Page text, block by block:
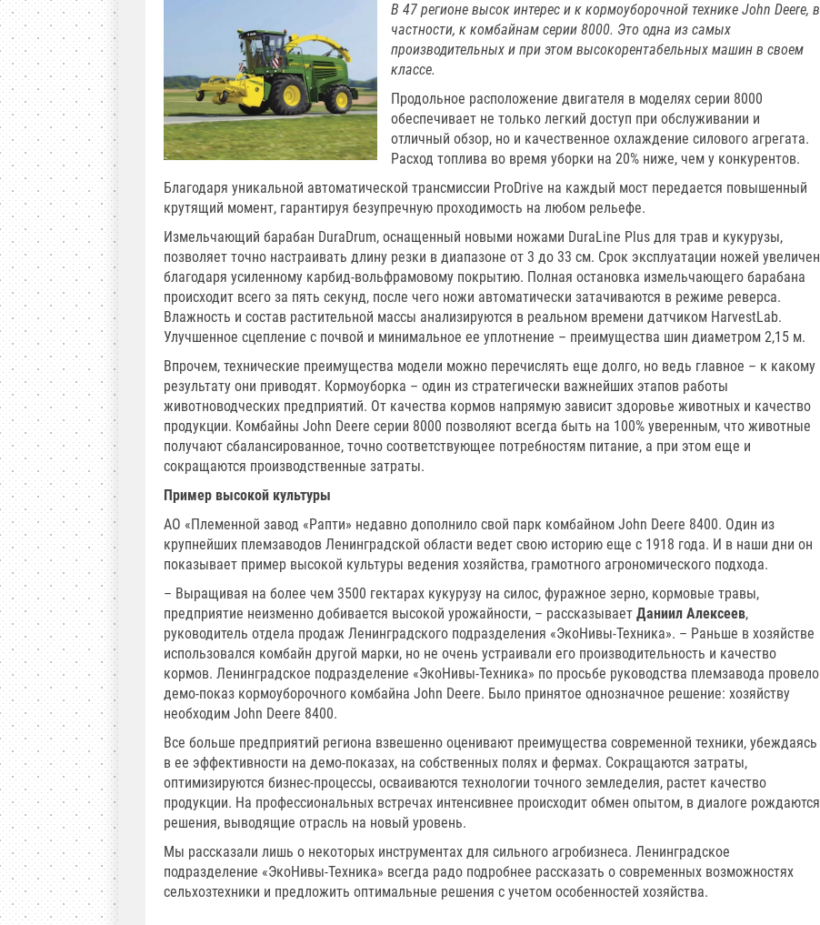
В 47 регионе высок интерес и к кормоуборочной технике John Deerе, в
частности, к комбайнам серии 8000. Это одна из самых
производительных и при этом высокорентабельных машин в своем
классе.
Продольное расположение двигателя в моделях серии 8000
обеспечивает не только легкий доступ при обслуживании и
отличный обзор, но и качественное охлаждение силового агрегата.
Расход топлива во время уборки на 20% ниже, чем у конкурентов.
Благодаря уникальной автоматической трансмиссии ProDrive на каждый мост передается повышенный
крутящий момент, гарантируя безупречную проходимость на любом рельефе.
Измельчающий барабан DuraDrum, оснащенный новыми ножами DuraLine Plus для трав и кукурузы,
позволяет точно настраивать длину резки в диапазоне от 3 до 33 см. Срок эксплуатации ножей увеличен
благодаря усиленному карбид-вольфрамовому покрытию. Полная остановка измельчающего барабана
происходит всего за пять секунд, после чего ножи автоматически затачиваются в режиме реверса.
Влажность и состав растительной массы анализируются в реальном времени датчиком HarvestLab.
Улучшенное сцепление с почвой и минимальное ее уплотнение – преимущества шин диаметром 2,15 м.
Впрочем, технические преимущества модели можно перечислять еще долго, но ведь главное – к какому
результату они приводят. Кормоуборка – один из стратегически важнейших этапов работы
животноводческих предприятий. От качества кормов напрямую зависит здоровье животных и качество
продукции. Комбайны John Deere серии 8000 позволяют всегда быть на 100% уверенным, что животные
получают сбалансированное, точно соответствующее потребностям питание, а при этом еще и
сокращаются производственные затраты.
Пример высокой культуры
АО «Племенной завод «Рапти» недавно дополнило свой парк комбайном John Deere 8400. Один из
крупнейших племзаводов Ленинградской области ведет свою историю еще с 1918 года. И в наши дни он
показывает пример высокой культуры ведения хозяйства, грамотного агрономического подхода.
– Выращивая на более чем 3500 гектарах кукурузу на силос, фуражное зерно, кормовые травы,
предприятие неизменно добивается высокой урожайности, – рассказывает Даниил Алексеев,
руководитель отдела продаж Ленинградского подразделения «ЭкоНивы-Техника». – Раньше в хозяйстве
использовался комбайн другой марки, но не очень устраивали его производительность и качество
кормов. Ленинградское подразделение «ЭкоНивы-Техника» по просьбе руководства племзавода провело
демо-показ кормоуборочного комбайна John Deere. Было принятое однозначное решение: хозяйству
необходим John Deere 8400.
Все больше предприятий региона взвешенно оценивают преимущества современной техники, убеждаясь
в ее эффективности на демо-показах, на собственных полях и фермах. Сокращаются затраты,
оптимизируются бизнес-процессы, осваиваются технологии точного земледелия, растет качество
продукции. На профессиональных встречах интенсивнее происходит обмен опытом, в диалоге рождаются
решения, выводящие отрасль на новый уровень.
Мы рассказали лишь о некоторых инструментах для сильного агробизнеса. Ленинградское
подразделение «ЭкоНивы-Техника» всегда радо подробнее рассказать о современных возможностях
сельхозтехники и предложить оптимальные решения с учетом особенностей хозяйства.